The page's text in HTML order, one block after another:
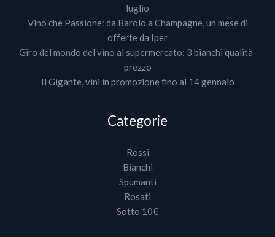
luglio
Vino che Passione: da Barolo a Champagne, un mese di
offerte da Iper
Giro del mondo del vino al supermercato: 3 bianchi qualità-
prezzo
Il Gigante, vini in promozione fino al 14 gennaio
Categorie
Rossi
Bianchi
Spumanti
Rosati
Sotto 10€